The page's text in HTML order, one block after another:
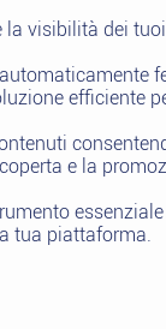
visibilità dei
efficiente
e la
tua piattaforma.